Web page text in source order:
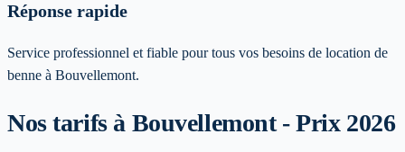
Réponse rapide
Service professionnel et fiable pour tous vos besoins de location de
benne à Bouvellemont.
Nos tarifs à Bouvellemont - Prix 2026